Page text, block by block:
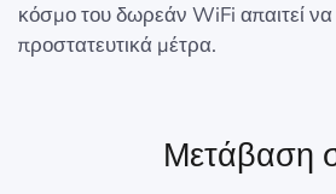
κόσμο του δωρεάν WiFi απαιτεί
προστατευτικά μέτρα.
Μετάβαση